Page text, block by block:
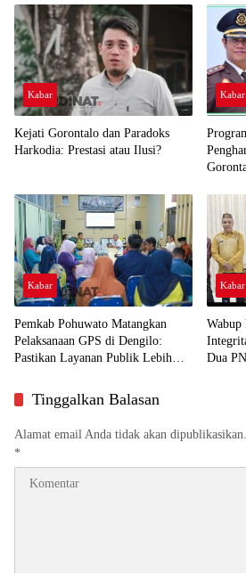
Kabar
Kejati Gorontalo dan Paradoks
Harkodia: Prestasi atau Ilusi?
Kabar
Kabar
Pemkab Pohuwato Matangkan
Pelaksanaan GPS di Dengilo:
Pastikan Layanan Publik Lebih
Kabar
Wabup
Dua
Tinggalkan Balasan
Alamat email Anda tidak akan dipublikasikan.
*